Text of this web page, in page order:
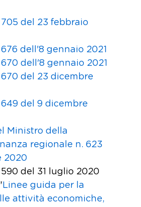
del 23 febbraio
dell'8 gennaio 2021
dell'8 gennaio 2021
del 23 dicembre
del 9 dicembre
Ministro della
regionale n. 623
2020
del 31 luglio 2020
Linee guida per la
attività economiche,